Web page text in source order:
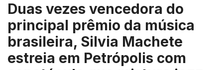
Duas vezes vencedora do
principal prêmio da música
brasileira, Silvia Machete
estreia em Petrópolis com